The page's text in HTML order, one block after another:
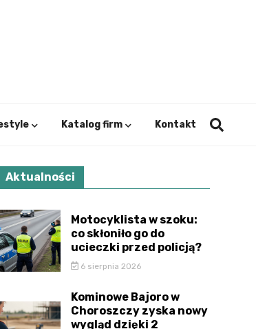
Katalog firm Kontakt
Aktualności
Motocyklista w szoku:
co skłoniło go do
ucieczki przed policją?
6 sierpnia 2026
Kominowe Bajoro w
Choroszczy zyska nowy
wygląd dzięki 2